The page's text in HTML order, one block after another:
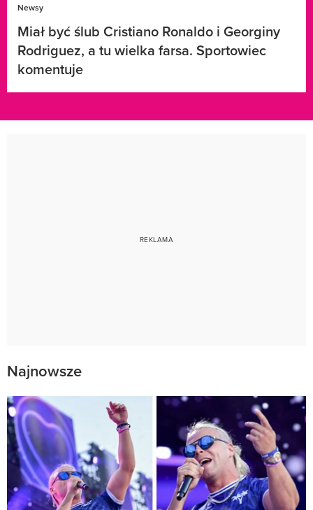
Newsy
Miał być ślub Cristiano Ronaldo i Georginy
Rodriguez, a tu wielka farsa. Sportowiec
komentuje
Najnowsze